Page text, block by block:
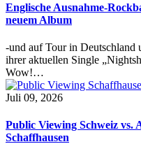
Englische Ausnahme-
neuem Album
-und auf Tour in Deutschland
ihrer aktuellen Single
Wow!…
Juli 09, 2026
Public Viewing Schweiz vs.
Schaffhausen